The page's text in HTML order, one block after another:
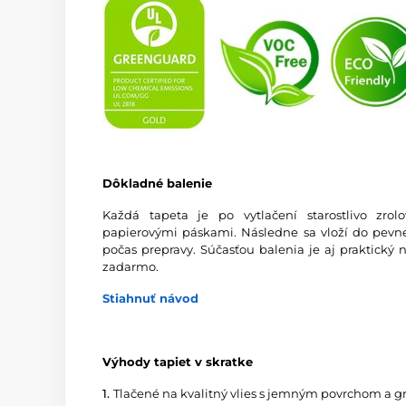
Dôkladné balenie
Každá tapeta je po vytlačení starostlivo
papierovými páskami. Následne sa vloží do
počas prepravy. Súčasťou balenia je aj
zadarmo.
Stiahnuť návod
Výhody tapiet v skratke
1. Tlačené na kvalitný vlies s jemným povrchom a